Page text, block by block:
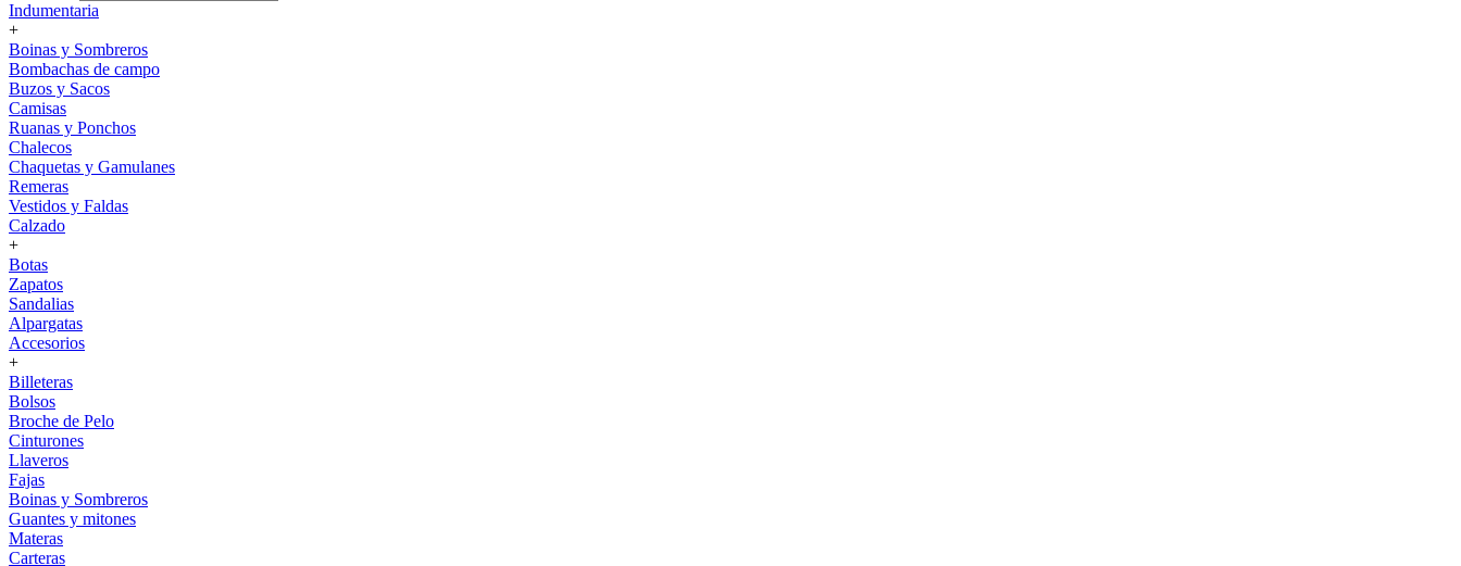
Indumentaria
+
Boinas y Sombreros
Bombachas de campo
Buzos y Sacos
Camisas
Ruanas y Ponchos
Chalecos
Chaquetas y Gamulanes
Remeras
Vestidos y Faldas
Calzado
+
Botas
Zapatos
Sandalias
Alpargatas
Accesorios
+
Billeteras
Bolsos
Broche de Pelo
Cinturones
Llaveros
Fajas
Boinas y Sombreros
Guantes y mitones
Materas
Carteras